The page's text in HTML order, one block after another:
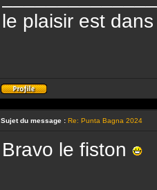
le plaisir est
Profil
Sujet du message : Re: Punta Bagna 2024
Bravo le fiston